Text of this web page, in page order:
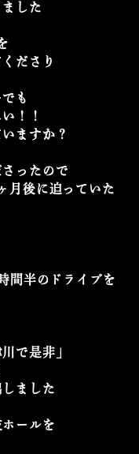
した
ださり
も
！！
ますか？
ったので
月後に迫っていた
間半のドライブを
で是非」
ました
ールを